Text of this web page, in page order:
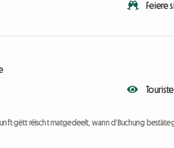
Feiere
gëtt réischt matgedeelt, wann d'Buchung